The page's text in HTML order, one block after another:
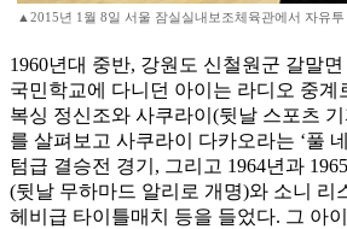
▲2015년 1월 8일 서울 잠실실내보조체육관에서 자유
1960년대 중반, 강원도 신철원군 갈말
국민학교에 다니던 아이는 라디오 중계
복싱 정신조와 사쿠라이(뒷날 스포츠
를 살펴보고 사쿠라이 다카오라는 ‘풀
텀급 결승전 경기, 그리고 1964년과
(뒷날 무하마드 알리로 개명)와 소니 리
헤비급 타이틀매치 등을 들었다. 그 아